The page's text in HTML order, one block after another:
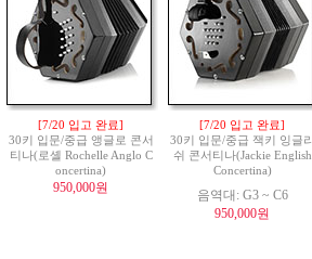
[7/20 입고 완료]
30키 입문/중급 앵글로 콘서
티나(로셸 Rochelle Anglo C
oncertina)
950,000원
[7/20 입고 완료]
30키 입문/중급 잭키 잉글리
쉬 콘서티나(Jackie English
Concertina)
음역대: G3 ~ C6
950,000원